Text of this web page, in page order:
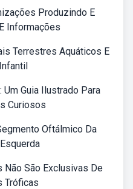
Produzindo E
Informações
Terrestres Aquáticos E
Guia Ilustrado Para
Curiosos
Oftálmico Da
Não São Exclusivas De
Tróficas